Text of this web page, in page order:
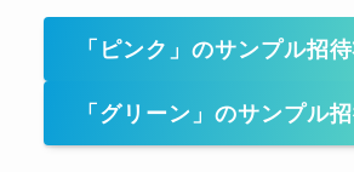
「ピンク」のサンプル招
「グリーン」のサンプル